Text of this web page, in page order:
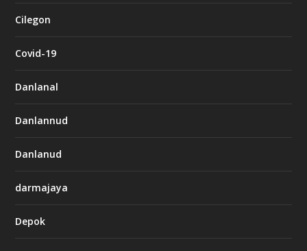
Cilegon
Covid-19
Danlanal
Danlannud
Danlanud
darmajaya
Depok